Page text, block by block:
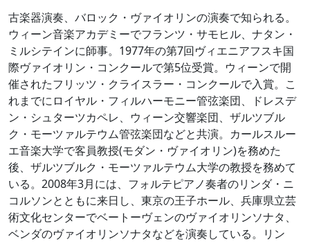
古楽器演奏、バロック・ヴァイオリンの演奏で知られる。
ウィーン音楽アカデミーでフランツ・サモヒル、ナタン・
ミルシテインに師事。1977年の第7回ヴィエニアフスキ国
際ヴァイオリン・コンクールで第5位受賞。ウィーンで開
催されたフリッツ・クライスラー・コンクールで入賞。こ
れまでにロイヤル・フィルハーモニー管弦楽団、ドレスデ
ン・シュターツカペレ、ウィーン交響楽団、ザルツブル
ク・モーツァルテウム管弦楽団などと共演。カールスルー
エ音楽大学で客員教授(モダン・ヴァイオリン)を務めた
後、ザルツブルク・モーツァルテウム大学の教授を務めて
いる。2008年3月には、フォルテピアノ奏者のリンダ・ニ
コルソンとともに来日し、東京の王子ホール、兵庫県立芸
術文化センターでベートーヴェンのヴァイオリンソナタ、
ベンダのヴァイオリンソナタなどを演奏している。リン